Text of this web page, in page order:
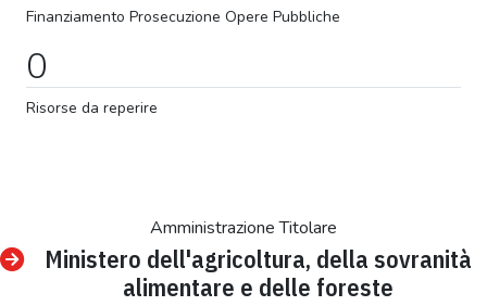
Finanziamento Prosecuzione Opere Pubbliche
0
Risorse da reperire
Amministrazione Titolare
Ministero dell'agricoltura, della sovranità
alimentare e delle foreste